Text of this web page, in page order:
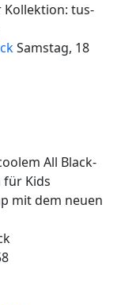
tus-
Samstag, 18
All Black-
für Kids
mit dem neuen